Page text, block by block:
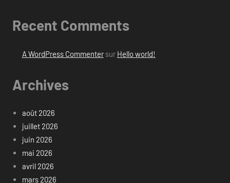
Recent Comments
A WordPress Commentersur Hello world!
Archives
août 2026
juillet 2026
juin 2026
mai 2026
avril 2026
mars 2026